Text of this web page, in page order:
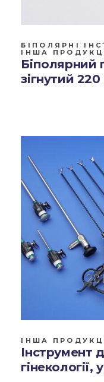
БІПОЛЯРНІ
ІНША
Біполярний
зігнутий
ІНША
Інструмент
гінекології,